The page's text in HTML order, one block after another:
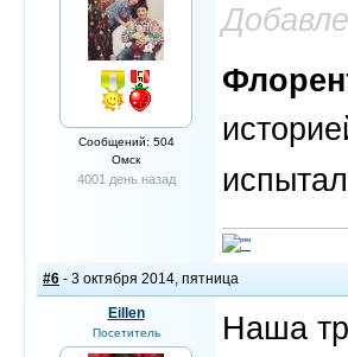
Сообщений: 504
Омск
4001 день назад
#6 - 3 октября 2014, пятница
Eillen
Посетитель
Наша